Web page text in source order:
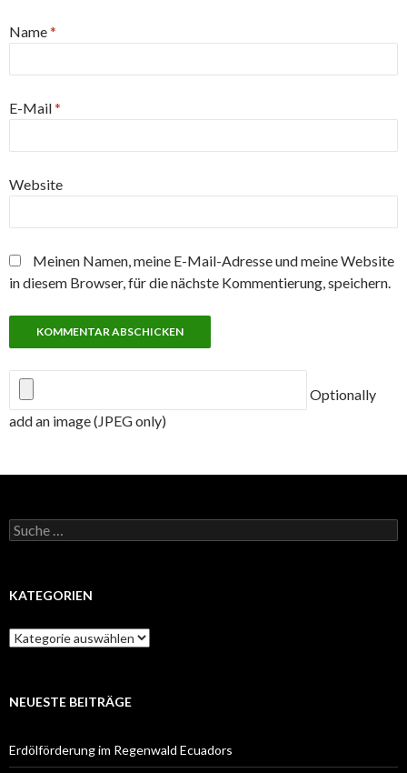
Name*
E-Mail*
Website
Meinen Namen, meine E-Mail-Adresse und meine Website
in diesem Browser, für die nächste Kommentierung, speichern.
Optionally
add an image (JPEG only)
Suche
nach:
KATEGORIEN
Kategorien
NEUESTE BEITRÄGE
Erdölförderung im Regenwald Ecuadors